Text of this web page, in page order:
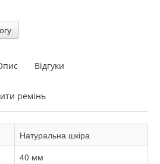
Відгуки
ремінь
Натуральна шкіра
40 мм